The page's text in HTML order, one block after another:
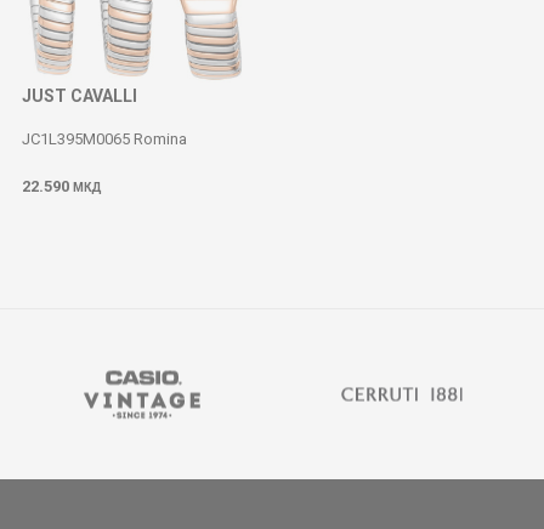
JUST CAVALLI
JC1L395M0065 Romina
22.590 МКД